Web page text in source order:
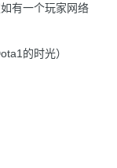
有一个玩家网络
的时光）